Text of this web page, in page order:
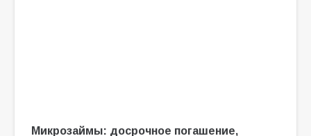
Микрозаймы: досрочное погашение,